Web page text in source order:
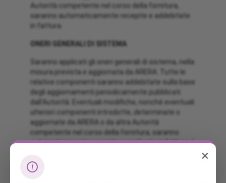
×
Autorità competente nel corso della fornitura,
saranno automaticamente recepite e addebitate
in fattura.
ONERI GENERALI DI SISTEMA
Saranno applicati gli oneri generali di sistema, nella
misura prevista e aggiornata da ARERA. Tutte le
relative componenti saranno addebitate sulla base
degli aggiornamenti periodicamente pubblicati
dall’Autorità. Eventuali modifiche, nonché eventuali
ulteriori componenti introdotte, determinate o
aggiornate da ARERA o da altra Autorità
competente nel corso della fornitura, saranno
automaticamente recepite e applicate in fattura. I
l’uso del gas naturale e degli oneri generali di
sistema possono essere consultati al seguente